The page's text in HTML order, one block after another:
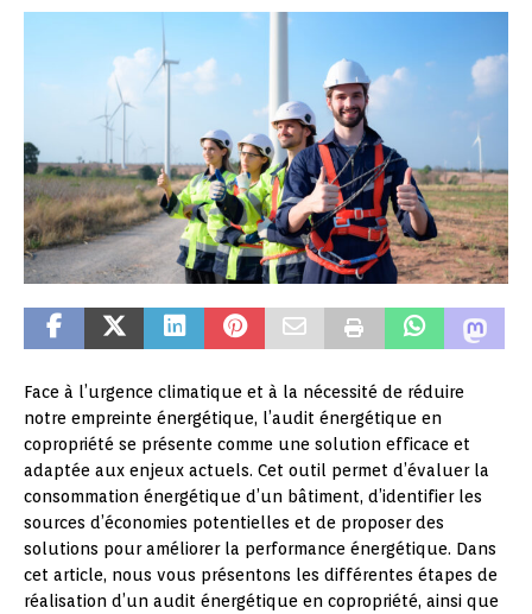
Face à l’urgence climatique et à la nécessité de réduire
notre empreinte énergétique, l’audit énergétique en
copropriété se présente comme une solution efficace et
adaptée aux enjeux actuels. Cet outil permet d’évaluer la
consommation énergétique d’un bâtiment, d’identifier les
sources d’économies potentielles et de proposer des
solutions pour améliorer la performance énergétique. Dans
cet article, nous vous présentons les différentes étapes de
réalisation d’un audit énergétique en copropriété, ainsi que